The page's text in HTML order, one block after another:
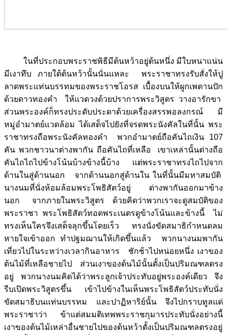
ในที่ประกอบพระราชพิธีมีต้นหว้าอยู่ต้นหนึ่ง มีใบหนาแน่น
มีเงาทึบ ภายใต้ต้นหว้านั้นนั่นแหละ พระราชาทรงรับสั่งให้ปู
ลาดพระแท่นบรรทมของพระราชโอรส เบื้องบนให้ผูกเพดานปัก
ด้วยดาวทองคำ ให้แวดวงด้วยปราการพระวิสูตร วางอารักขา
ส่วนพระองค์ก็ทรงประดับประดาด้วยเครื่องสรรพอลงกรณ์ มี
หมู่อำมาตย์แวดล้อม ได้เสด็จไปยังที่จรดพระนังคัลในที่นั้น พระ
ราชาทรงถือพระนังคัลทองคำ พวกอำมาตย์ถือคันไถเงิน 107
คัน พวกชาวนาต่างพากัน ถือคันไถที่เหลือ เขาเหล่านั้นต่างถือ
คันไถไถไปข้างโน้นบ้างข้างนี้บ้าง แต่พระราชาทรงไถไปจาก
ด้านในสู่ด้านนอก จากด้านนอกสู่ด้านใน ในที่นั้นมีมหาสมบัติ
นางนมที่นั่งห้อมล้อมพระโพธิสัตว์อยู่ ต่างพากันออกมาข้าง
นอก จากภายในพระวิสูตร ด้วยคิดว่าพวกเราจะดูสมบัติของ
พระราชา พระโพธิสัตว์ทอดพระเนตรดูข้างโน้นและข้างนี้ ไม่
ทรงเห็นใครจึงเสด็จลุกขึ้นโดยเร็ว ทรงนั่งขัดสมาธิกำหนดลม
หายใจเข้าออก ทำปฐมฌานให้เกิดขึ้นแล้ว พวกนางนมพากัน
เที่ยวไปในระหว่างเวลากินอาหาร ชักช้าไปหน่อยหนึ่ง เงาของ
ต้นไม้ที่เหลือชายไป ส่วนเงาของต้นไม้นั้นตั้งเป็นปริมณฑลตรง
อยู่ พวกนางนมคิดได้ว่าพระลูกเจ้าประทับอยู่พระองค์เดียว จึง
รีบเปิดพระวิสูตรขึ้น เข้าไปข้างในเห็นพระโพธิสัตว์ประทับนั่ง
ขัดสมาธิบนแท่นบรรทม และปาฏิหาริย์นั้น จึงไปกราบทูลแด่
พระราชาว่า ข้าแต่สมมติเทพพระราชกุมารประทับนั่งอย่างนี้
เงาของต้นไม้เหล่าอื่นชายไปของต้นหว้าตั้งเป็นปริมณฑลตรงอยู่